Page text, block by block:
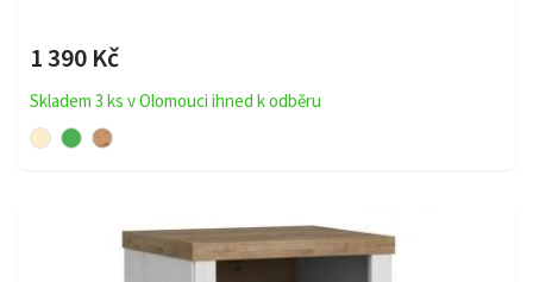
1 390 Kč
Skladem 3 ks v Olomouci ihned k odběru